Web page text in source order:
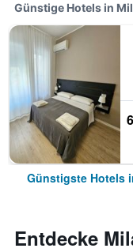
Günstige Hotels in
Günstigste Hotels
Entdecke